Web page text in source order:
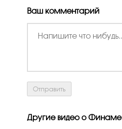
Ваш комментарий
Другие видео о Финаме